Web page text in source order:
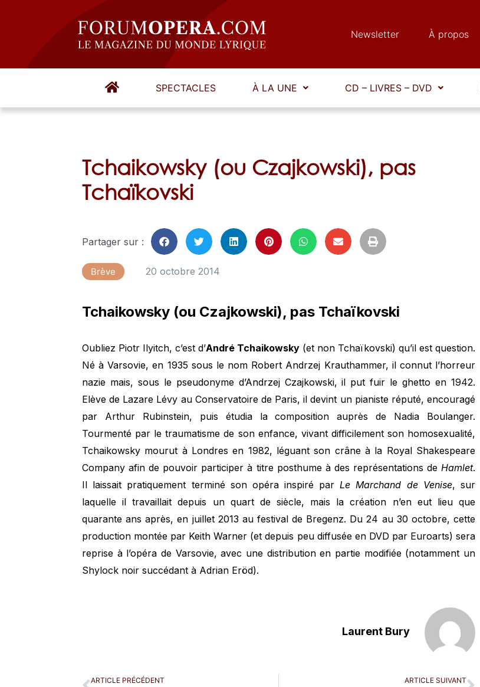
Newsletter À propos
SPECTACLES À LA UNE CD – LIVRES – DVD
Tchaikowsky (ou Czajkowski), pas
Tchaïkovski
Partager sur :
Brève 20 octobre 2014
Tchaikowsky (ou Czajkowski), pas Tchaïkovski
Oubliez Piotr Ilyitch, c’est d’André Tchaikowsky (et non Tchaïkovski) qu’il est question.
Né à Varsovie, en 1935 sous le nom Robert Andrzej Krauthammer, il connut l’horreur
nazie mais, sous le pseudonyme d’Andrzej Czajkowski, il put fuir le ghetto en 1942.
Elève de Lazare Lévy au Conservatoire de Paris, il devint un pianiste réputé, encouragé
par Arthur Rubinstein, puis étudia la composition auprès de Nadia Boulanger.
Tourmenté par le traumatisme de son enfance, vivant difficilement son homosexualité,
Tchaikowsky mourut à Londres en 1982, léguant son crâne à la Royal Shakespeare
Company afin de pouvoir participer à titre posthume à des représentations de Hamlet.
Il laissait pratiquement terminé son opéra inspiré parLe Marchand de Venise, sur
laquelle il travaillait depuis un quart de siècle, mais la création n’en eut lieu que
quarante ans après, en juillet 2013 au festival de Bregenz. Du 24 au 30 octobre, cette
production montée par Keith Warner (et depuis peu diffusée en DVD par Euroarts) sera
reprise à l’opéra de Varsovie, avec une distribution en partie modifiée (notamment un
Shylock noir succédant à Adrian Eröd).
Laurent Bury
ARTICLE PRÉCÉDENT ARTICLE SUIVANT